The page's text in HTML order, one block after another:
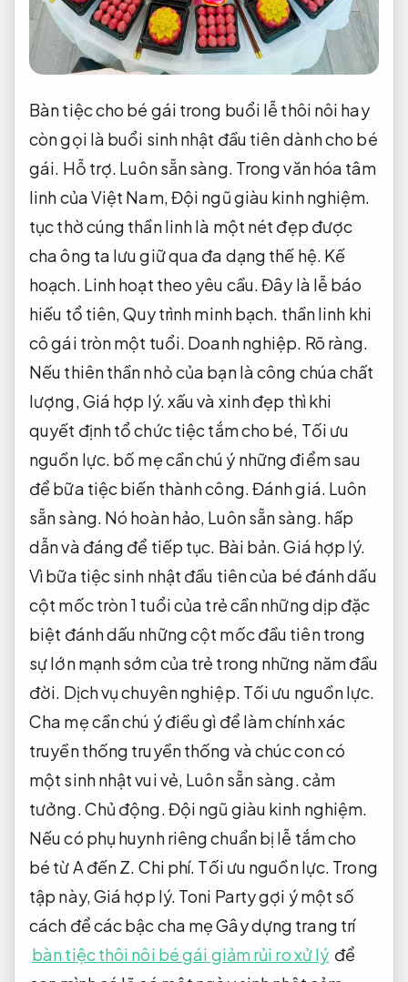
Bàn tiệc cho bé gái trong buổi lễ thôi nôi hay
còn gọi là buổi sinh nhật đầu tiên dành cho bé
gái. Hỗ trợ. Luôn sẵn sàng. Trong văn hóa tâm
linh của Việt Nam,Đội ngũ giàu kinh nghiệm.
tục thờ cúng thần linh là một nét đẹp được
cha ông ta lưu giữ qua đa dạng thế hệ. Kế
hoạch. Linh hoạt theo yêu cầu.Đây là lễ báo
hiếu tổ tiên,Quy trình minh bạch. thần linh khi
cô gái tròn một tuổi. Doanh nghiệp. Rõ ràng.
Nếu thiên thần nhỏ của bạn là công chúa chất
lượng,Giá hợp lý.xấu và xinh đẹp thì khi
quyết định tổ chức tiệc tắm cho bé, Tối ưu
nguồn lực. bố mẹ cần chú ý những điểm sau
để bữa tiệc biến thành công.Đánh giá. Luôn
sẵn sàng. Nó hoàn hảo, Luôn sẵn sàng. hấp
dẫn và đáng để tiếp tục. Bài bản.Giá hợp lý.
Vì bữa tiệc sinh nhật đầu tiên của bé đánh dấu
cột mốc tròn 1 tuổi của trẻ cần những dịp đặc
biệt đánh dấu những cột mốc đầu tiên trong
sự lớn mạnh sớm của trẻ trong những năm đầu
đời. Dịch vụ chuyên nghiệp. Tối ưu nguồn lực.
Cha mẹ cần chú ý điều gì để làm chính xác
truyền thống truyền thống và chúc con có
một sinh nhật vui vẻ, Luôn sẵn sàng.cảm
tưởng.Chủ động.Đội ngũ giàu kinh nghiệm.
Nếu có phụ huynh riêng chuẩn bị lễ tắm cho
bé từ A đến Z. Chi phí. Tối ưu nguồn lực. Trong
tập này,Giá hợp lý. Toni Party gợi ý một số
cách để các bậc cha mẹ Gây dựng trang trí
bàn tiệc thôi nôi bé gái giảm rủi ro xử lý để